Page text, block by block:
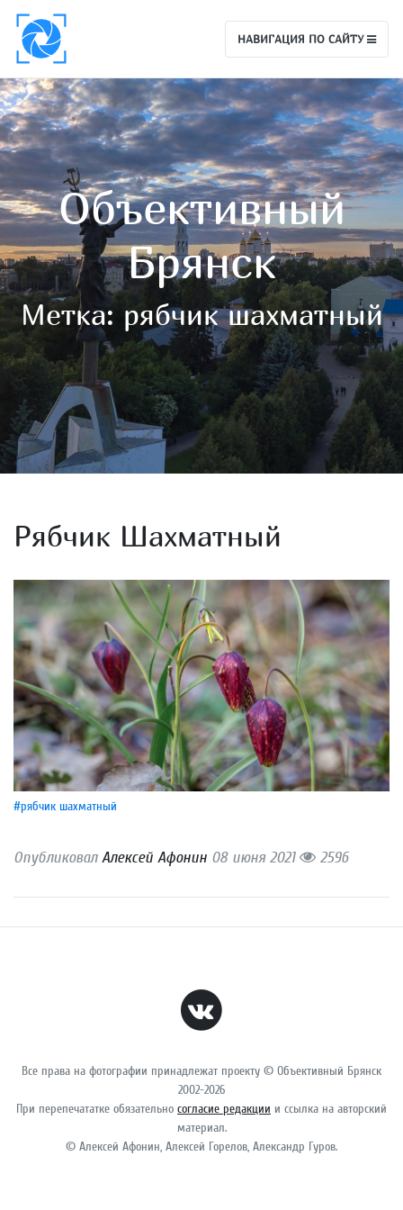
НАВИГАЦИЯ ПО САЙТУ
Объективный
Брянск
Метка: рябчик шахматный
Рябчик Шахматный
#рябчик шахматный
ОпубликовалАлексей Афонин 08 июня 2021 2596
Все права на фотографии принадлежат проекту © Объективный Брянск
2002-2026
При перепечататке обязательно согласие редакции и ссылка на авторский
материал.
© Алексей Афонин, Алексей Горелов, Александр Гуров.